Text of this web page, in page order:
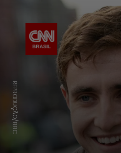
REPRODUÇÃO/BBC